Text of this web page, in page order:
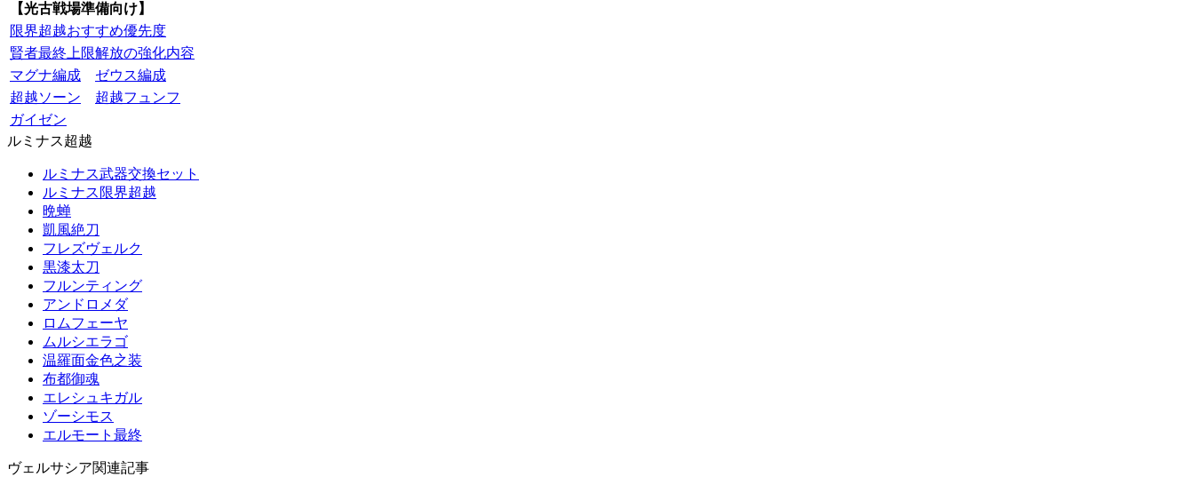
【光古戦場準備向け】
限界超越おすすめ優先度
賢者最終上限解放の強化内容
マグナ編成
ゼウス編成
超越ソーン
超越フュンフ
ガイゼン
ルミナス超越
ルミナス武器交換セット
ルミナス限界超越
晩蝉
凱風絶刀
フレズヴェルク
黒漆太刀
フルンティング
アンドロメダ
ロムフェーヤ
ムルシエラゴ
温羅面金色之装
布都御魂
エレシュキガル
ゾーシモス
エルモート最終
ヴェルサシア関連記事